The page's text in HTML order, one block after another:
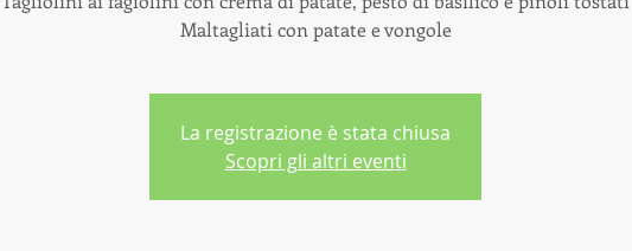
Maltagliati con patate e vongole
La registrazione è stata chiusa
Scopri gli altri eventi